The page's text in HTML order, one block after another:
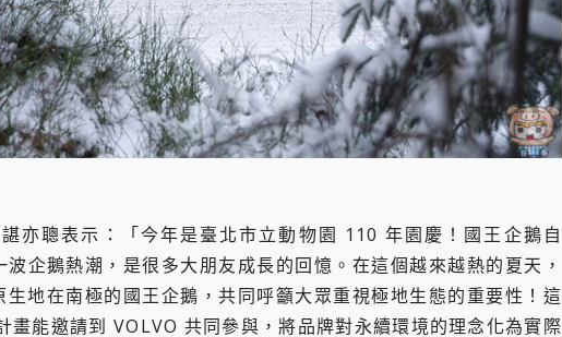
亦聰表示：「今年是臺北市立動物園 110 年園慶！國王企鵝自
企鵝熱潮，是很多大朋友成長的回憶。在這個越來越熱的夏天，
地在南極的國王企鵝，共同呼籲大眾重視極地生態的重要性！這
畫能邀請到 VOLVO 共同參與，將品牌對永續環境的理念化為實際